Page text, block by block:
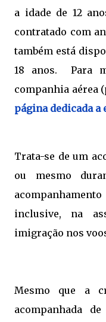
a idade de 12
contratado com
também está
18 anos. Para
companhia aérea
página dedicada
Trata-se de um
ou mesmo
inclusive, na
imigração nos
Mesmo que a
acompanhada